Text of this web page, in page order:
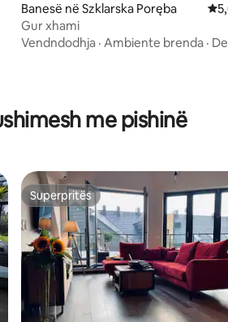
Banesë në Szklarska Poręba
Gur xhami
Vendndodhja · Ambiente brenda ·
me pishinë
Superpritës
Superpritës